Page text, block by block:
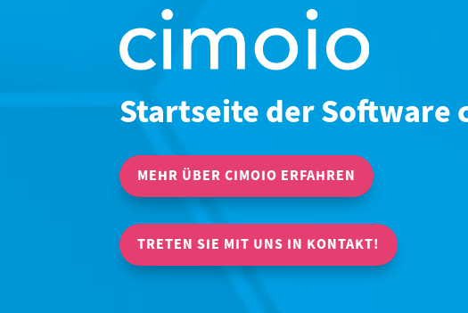
Startseite der Software
MEHR ÜBER CIMOIO ERFAHREN
TRETEN SIE MIT UNS IN KONTAKT!